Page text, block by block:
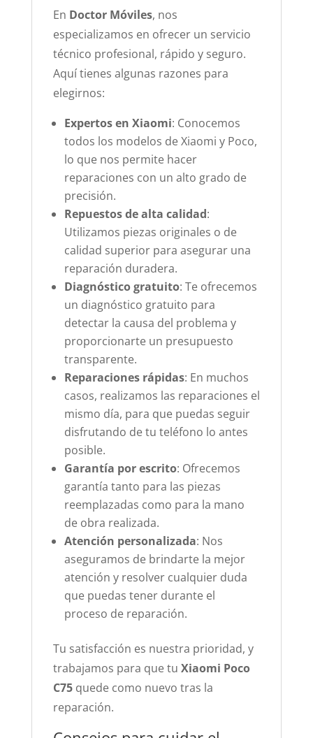
En Doctor Móviles, nos
especializamos en ofrecer un servicio
técnico profesional, rápido y seguro.
Aquí tienes algunas razones para
elegirnos:
Expertos en Xiaomi: Conocemos
todos los modelos de Xiaomi y Poco,
lo que nos permite hacer
reparaciones con un alto grado de
precisión.
Repuestos de alta calidad:
Utilizamos piezas originales o de
calidad superior para asegurar una
reparación duradera.
Diagnóstico gratuito: Te ofrecemos
un diagnóstico gratuito para
detectar la causa del problema y
proporcionarte un presupuesto
transparente.
Reparaciones rápidas: En muchos
casos, realizamos las reparaciones el
mismo día, para que puedas seguir
disfrutando de tu teléfono lo antes
posible.
Garantía por escrito: Ofrecemos
garantía tanto para las piezas
reemplazadas como para la mano
de obra realizada.
Atención personalizada: Nos
aseguramos de brindarte la mejor
atención y resolver cualquier duda
que puedas tener durante el
proceso de reparación.
Tu satisfacción es nuestra prioridad, y
trabajamos para que tu Xiaomi Poco
C75quede como nuevo tras la
reparación.